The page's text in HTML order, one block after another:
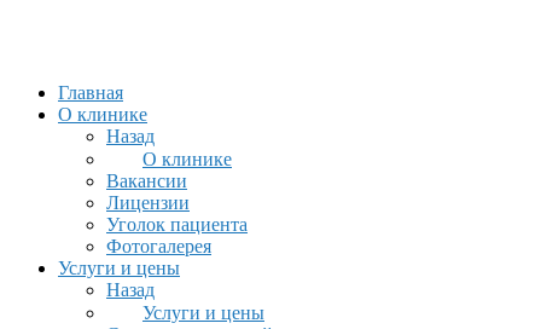
Главная
О клинике
Назад
О клинике
Вакансии
Лицензии
Уголок пациента
Фотогалерея
Услуги и цены
Назад
Услуги и цены